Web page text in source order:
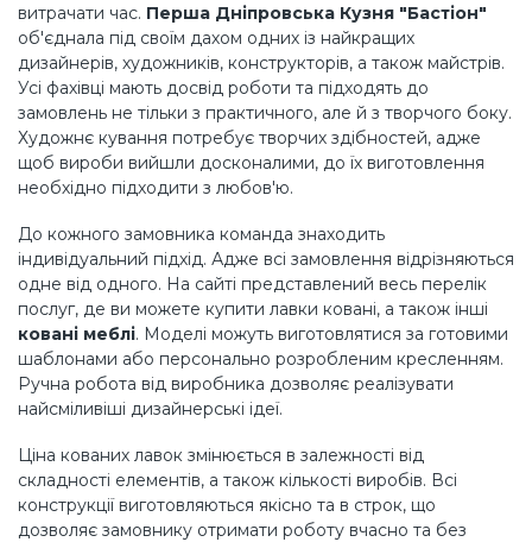
витрачати час. Перша Дніпровська Кузня "Бастіон"
об'єднала під своїм дахом одних із найкращих
дизайнерів, художників, конструкторів, а також майстрів.
Усі фахівці мають досвід роботи та підходять до
замовлень не тільки з практичного, але й з творчого боку.
Художнє кування потребує творчих здібностей, адже
щоб вироби вийшли досконалими, до їх виготовлення
необхідно підходити з любов'ю.
До кожного замовника команда знаходить
індивідуальний підхід. Адже всі замовлення відрізняються
одне від одного. На сайті представлений весь перелік
послуг, де ви можете купити лавки ковані, а також інші
ковані меблі. Моделі можуть виготовлятися за готовими
шаблонами або персонально розробленим кресленням.
Ручна робота від виробника дозволяє реалізувати
найсміливіші дизайнерські ідеї.
Ціна кованих лавок змінюється в залежності від
складності елементів, а також кількості виробів. Всі
конструкції виготовляються якісно та в строк, що
дозволяє замовнику отримати роботу вчасно та без